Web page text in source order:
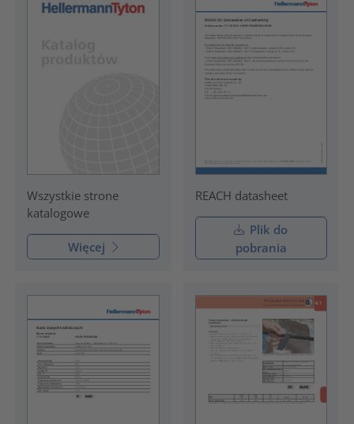
Wszystkie strone
katalogowe
Więcej
REACH datasheet
Plik do
pobrania